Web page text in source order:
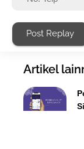
Post Replay
Artikel